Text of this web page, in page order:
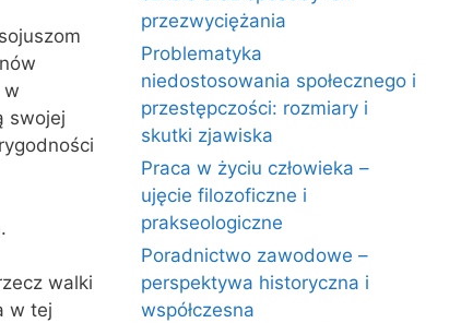
w
swojej
walki
w tej
przezwyciężania
Problematyka
niedostosowania społecznego i
przestępczości: rozmiary i
skutki zjawiska
Praca w życiu człowieka –
ujęcie filozoficzne i
prakseologiczne
Poradnictwo zawodowe –
perspektywa historyczna i
współczesna